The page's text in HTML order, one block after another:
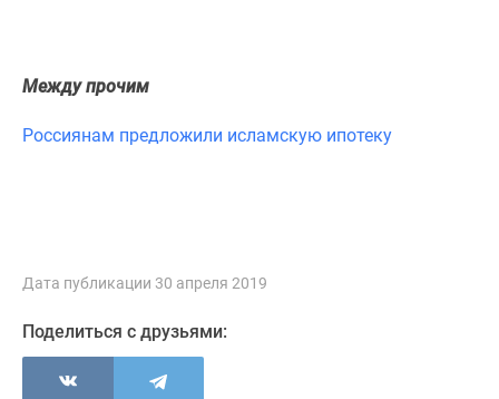
авторы
проекте
Машино-
места
Апартаменты
Между прочим
Россиянам предложили исламскую ипотеку
Дата публикации 30 апреля 2019
Поделиться с друзьями: